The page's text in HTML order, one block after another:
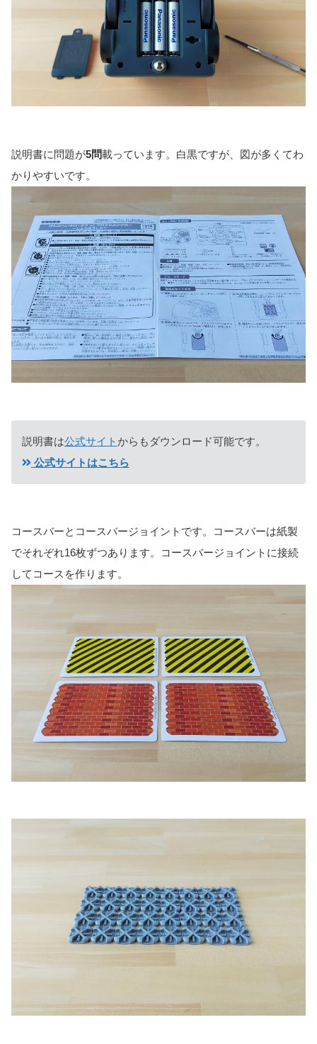
説明書に問題が5問載っています。白黒ですが、図が多くてわ
かりやすいです。
説明書は公式サイトからもダウンロード可能です。
公式サイトはこちら
コースバーとコースバージョイントです。コースバーは紙製
でそれぞれ16枚ずつあります。コースバージョイントに接続
してコースを作ります。